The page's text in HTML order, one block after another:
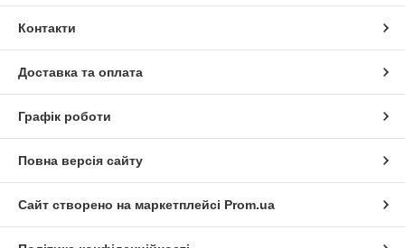
Контакти
Доставка та оплата
Графік роботи
Повна версія сайту
Сайт створено на маркетплейсі Prom.ua